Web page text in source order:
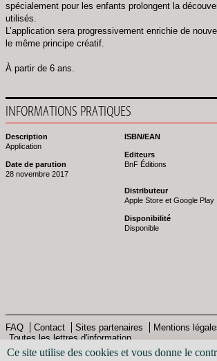
Ce site utilise des cookies et vous donne le
spécialement pour les enfants prolongent la
utilisés.
L’application sera progressivement enrichie de
le même principe créatif.
À partir de 6 ans.
INFORMATIONS PRATIQUES
Description
Application
Date de parution
28 novembre 2017
ISBN/EAN
Editeurs
BnF Éditions
Distributeur
Apple Store et Google Play
Disponibilité
Disponible
Pied
de
FAQ Contact Sites partenaires Mentions
Toutes les lettres d'information
© Bibliothèque nationale de France - 2013